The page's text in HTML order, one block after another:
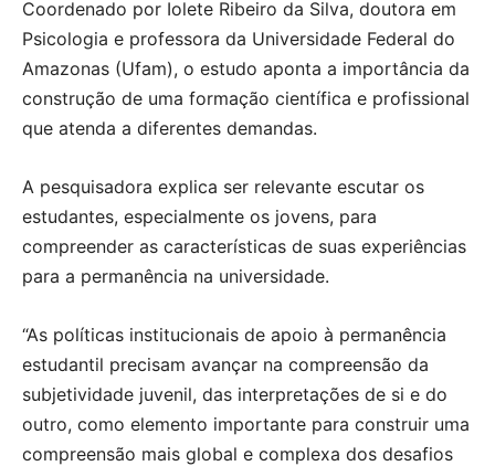
Coordenado por Iolete Ribeiro da Silva, doutora em
Psicologia e professora da Universidade Federal do
Amazonas (Ufam), o estudo aponta a importância da
construção de uma formação científica e profissional
que atenda a diferentes demandas.
A pesquisadora explica ser relevante escutar os
estudantes, especialmente os jovens, para
compreender as características de suas experiências
para a permanência na universidade.
“As políticas institucionais de apoio à permanência
estudantil precisam avançar na compreensão da
subjetividade juvenil, das interpretações de si e do
outro, como elemento importante para construir uma
compreensão mais global e complexa dos desafios